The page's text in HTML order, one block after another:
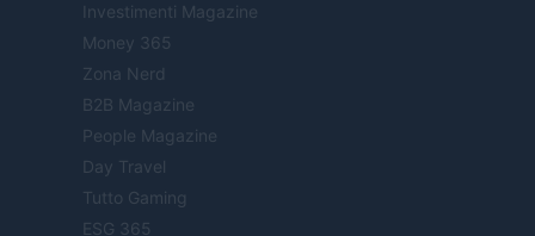
Investimenti Magazine
Money 365
Zona Nerd
B2B Magazine
People Magazine
Day Travel
Tutto Gaming
ESG 365